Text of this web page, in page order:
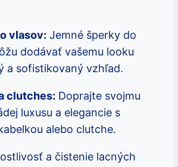
vlasov: Jemné šperky do
dodávať vašemu looku
a sofistikovaný vzhľad.
clutches: Doprajte svojmu
luxusu a elegancie s
alebo clutche.